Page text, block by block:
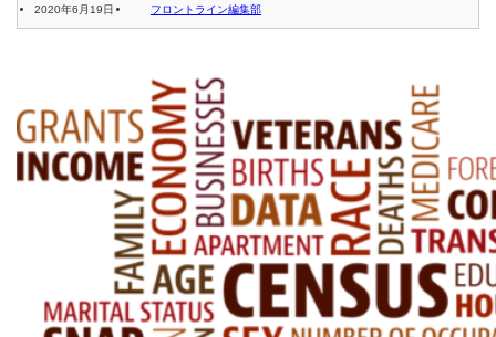
2020年6月19日 フロントライン編集部